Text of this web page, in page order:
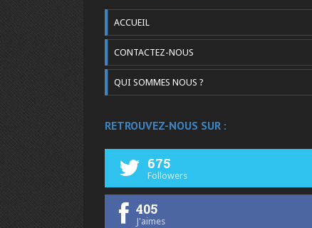
ACCUEIL
CONTACTEZ-NOUS
QUI SOMMES NOUS ?
RETROUVEZ-NOUS SUR :
675
Followers
405
J'aimes